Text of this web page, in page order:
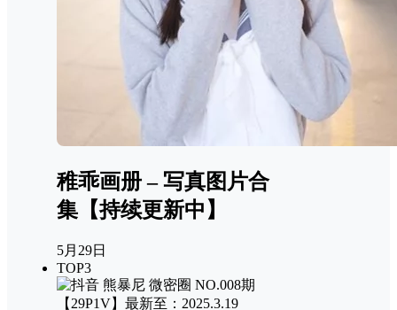
稚乖画册 – 写真图片合
集【持续更新中】
5月29日
TOP3